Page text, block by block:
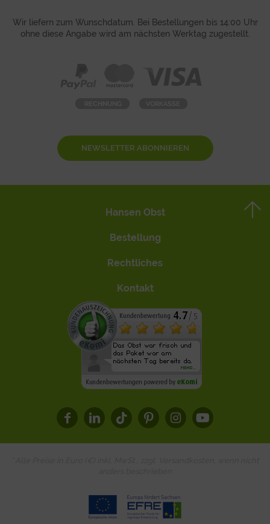
Wir liefern zum Wunschdatum. Bei Bestellungen bis 14:00 Uhr
ohne diese Angabe wird am nächsten Werktag zugestellt.
NEWSLETTER ABONNIEREN
Hansen Obst
Bestellung
Rechtliches
Kontakt